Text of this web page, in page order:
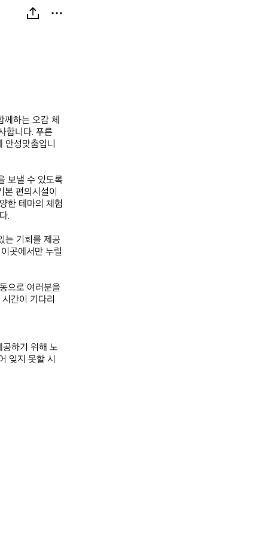
하는 오감 체
합니다. 푸른
안성맞춤입니
보낼 수 있도록
편의시설이
한 테마의 체험
.
는 기회를 제공
곳에서만 누릴
으로 여러분을
간이 기다리
하기 위해 노
잊지 못할 시